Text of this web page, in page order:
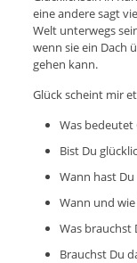
eine andere sagt
Welt unterwegs
wenn sie ein Dach
gehen kann.
Glück scheint mir
Was bedeutet
Bist Du
Wann hast
Wann und
Was brauchst
Brauchst Du